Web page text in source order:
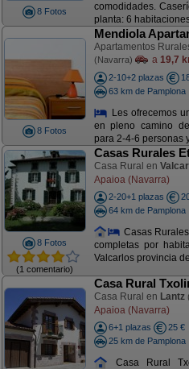
8 Fotos
comodidades.
planta: 6
8 Fotos
Mendiola
Apartamentos
(Navarra) a 19,7
2-10+2 plazas
63 km de Pamplona
Les ofrecemos
en pleno camino
para 2-4-6 personas
8 Fotos
(1 comentario)
Casas Rurales
Casa Rural en
Apaioa (Navarra)
2-20+1 plazas
64 km de Pamplona
Casas
completas por
Valcarlos provincia
Casa Rural
Casa Rural en Lantz
Apaioa (Navarra)
6+1 plazas
25 €
25 km de Pamplona
Casa Rural